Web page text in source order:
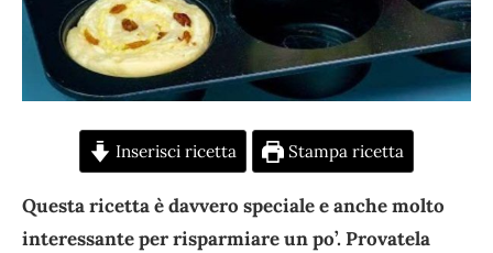
Inserisci ricetta Stampa ricetta
Questa ricetta è davvero speciale e anche molto
interessante per risparmiare un po’. Provatela